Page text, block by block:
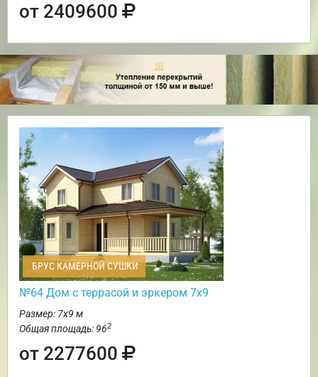
от 2409600
БРУС КАМЕРНОЙ СУШКИ
№64 Дом с террасой и эркером 7х9
Размер: 7х9 м
Общая площадь: 962
от 2277600